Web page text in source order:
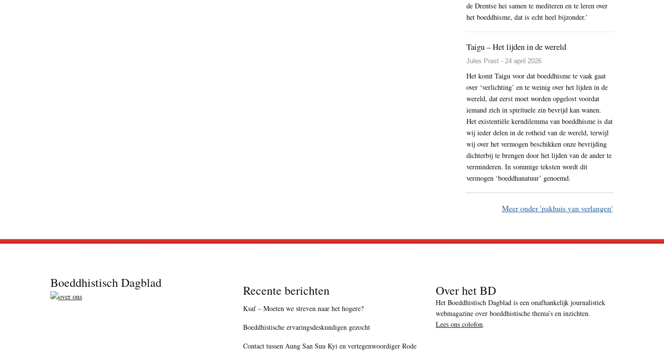
de Drentse hei samen te mediteren en te leren over
het boeddhisme, dat is echt heel bijzonder.’
Taigu – Het lijden in de wereld
Jules Prast - 24 april 2026
Het komt Taigu voor dat boeddhisme te vaak gaat
over ‘verlichting’ en te weinig over het lijden in de
wereld, dat eerst moet worden opgelost voordat
iemand zich in spirituele zin bevrijd kan wanen.
Het existentiële kerndilemma van boeddhisme is dat
wij ieder delen in de rotheid van de wereld, terwijl
wij over het vermogen beschikken onze bevrijding
dichterbij te brengen door het lijden van de ander te
verminderen. In sommige teksten wordt dit
vermogen ‘boeddhanatuur’ genoemd.
Meer onder 'pakhuis van verlangen'
Boeddhistisch Dagblad Recente berichten
Ksaf – Moeten we streven naar het hogere?
Boeddhistische ervaringsdeskundigen gezocht
Contact tussen Aung San Suu Kyi en vertegenwoordiger Rode
Over het BD
Het Boeddhistisch Dagblad is een onafhankelijk journalistiek
webmagazine over boeddhistische thema’s en inzichten.
Lees ons colofon.